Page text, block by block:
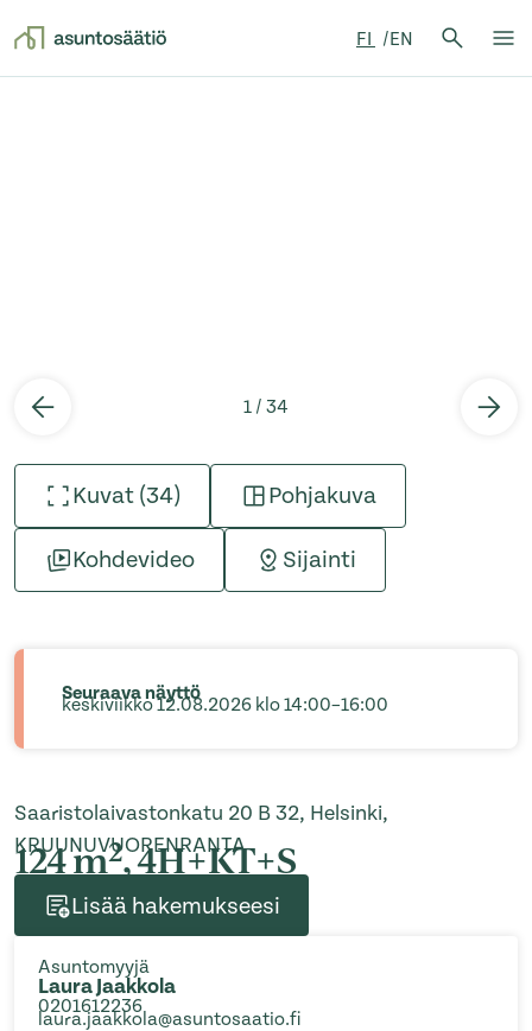
FI EN
Hae:
1 / 34
Kuvat (34) Pohjakuva
Kohdevideo Sijainti
Seuraava näyttö
keskiviikko 12.08.2026 klo 14:00–16:00
Saaristolaivastonkatu 20 B 32, Helsinki,
KRUUNUVUORENRANTA
124 m2, 4H+KT+S
Lisää hakemukseesi
Asuntomyyjä
Laura Jaakkola
0201612236
laura.jaakkola@asuntosaatio.fi